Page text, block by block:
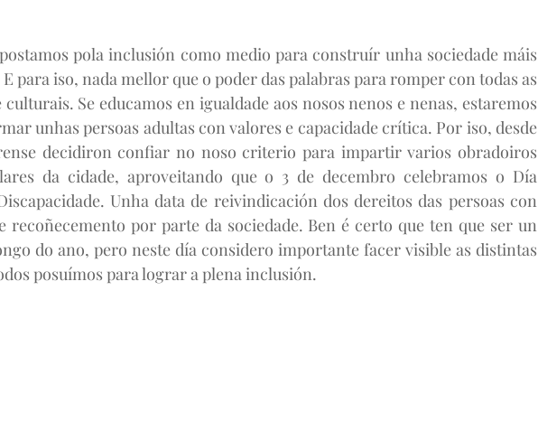
pola inclusión como medio para construír unha sociedade máis
para iso, nada mellor que o poder das palabras para romper con todas as
Se educamos en igualdade aos nosos nenos e nenas, estaremos
unhas persoas adultas con valores e capacidade crítica. Por iso, desde
decidiron confiar no noso criterio para impartir varios obradoiros
da cidade, aproveitando que o 3 de decembro celebramos o Día
Unha data de reivindicación dos dereitos das persoas con
recoñecemento por parte da sociedade. Ben é certo que ten que ser un
do ano, pero neste día considero importante facer visible as distintas
posuímos para lograr a plena inclusión.